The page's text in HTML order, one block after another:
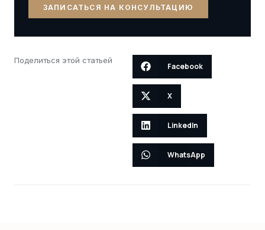
ЗАПИСАТЬСЯ НА КОНСУЛЬТАЦИЮ
Поделиться этой статьей
Facebook
X
LinkedIn
WhatsApp